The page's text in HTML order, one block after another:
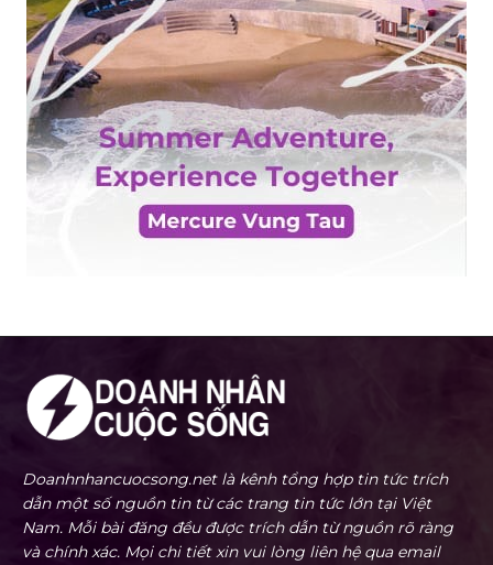
Doanhnhancuocsong.net là kênh tổng hợp tin tức trích
dẫn một số nguồn tin từ các trang tin tức lớn tại Việt
Nam. Mỗi bài đăng đều được trích dẫn từ nguồn rõ ràng
và chính xác. Mọi chi tiết xin vui lòng liên hệ qua email